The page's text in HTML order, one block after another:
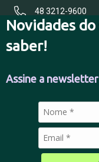
Novidades
saber!
Assine a
48 3212-9600
FALE CONOSCO
POLÍTICA DE